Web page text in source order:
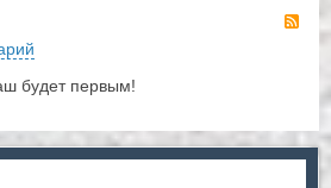
будет первым!